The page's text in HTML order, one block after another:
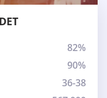
82%
90%
36-38